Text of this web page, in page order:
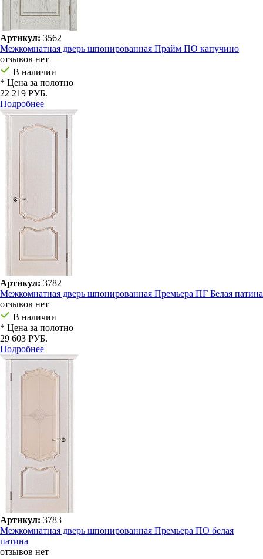
Артикул: 3562
Межкомнатная дверь шпонированная Прайм ПО капучино
отзывов нет
В наличии
* Цена за полотно
22 219 РУБ.
Подробнее
Артикул: 3782
Межкомнатная дверь шпонированная Премьера ПГ Белая патина
отзывов нет
В наличии
* Цена за полотно
29 603 РУБ.
Подробнее
Артикул: 3783
Межкомнатная дверь шпонированная Премьера ПО белая
патина
отзывов нет